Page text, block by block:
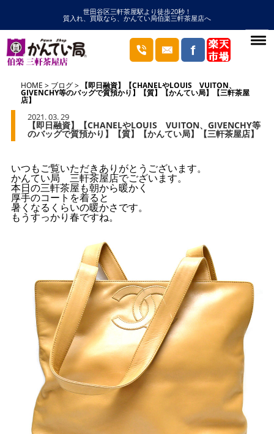
世田谷区三軒茶屋駅より徒歩20秒！
質入れ、買取なら、かんてい局伯楽三軒茶屋店へ
HOME ブログ 【即日融資】【CHANELやLOUIS VUITON、
GIVENCHY等のバッグで質預かり】【質】【かんてい局】【三軒茶屋
店】
2021. 03. 29
【即日融資】【CHANELやLOUIS VUITON、GIVENCHY等
のバッグで質預かり】【質】【かんてい局】【三軒茶屋店】
いつもご覧いただきありがとうございます。
かんてい局 三軒茶屋店でございます。
本日の三軒茶屋も朝から暖かく
厚手のコートを着ると
暑くなるくらいの暖かさです。
もうすっかり春ですね。